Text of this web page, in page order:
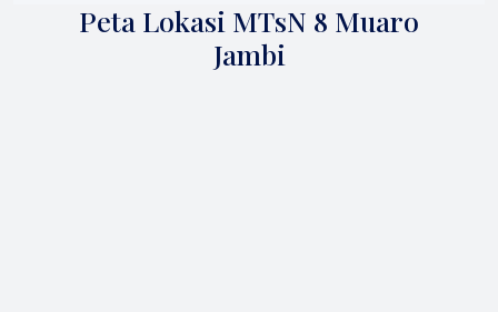
Peta Lokasi MTsN 8 Muaro
Jambi